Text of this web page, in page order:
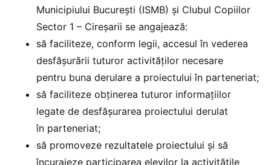
Municipiului București (ISMB) și Clubul Copiilor
Sector 1 – Cireșarii se angajează:
să faciliteze, conform legii, accesul în vederea
desfăşurării tuturor activităţilor necesare
pentru buna derulare a proiectului în parteneriat;
să faciliteze obținerea tuturor informațiilor
legate de desfășurarea proiectului derulat
în parteneriat;
să promoveze rezultatele proiectului și să
încurajeze participarea elevilor la activitățile